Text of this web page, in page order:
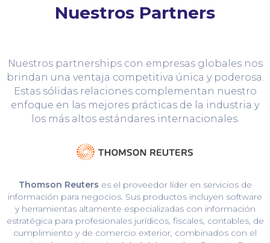
Nuestros Partners
Nuestros partnerships con empresas globales nos
brindan una ventaja competitiva única y poderosa.
Estas sólidas relaciones complementan nuestro
enfoque en las mejores prácticas de la industria y
los más altos estándares internacionales.
Thomson Reuters es el proveedor líder en servicios de
información para negocios. Sus productos incluyen software
y herramientas altamente especializadas con información
estratégica para profesionales jurídicos, fiscales, contables, de
cumplimiento y de comercio exterior, combinados con el